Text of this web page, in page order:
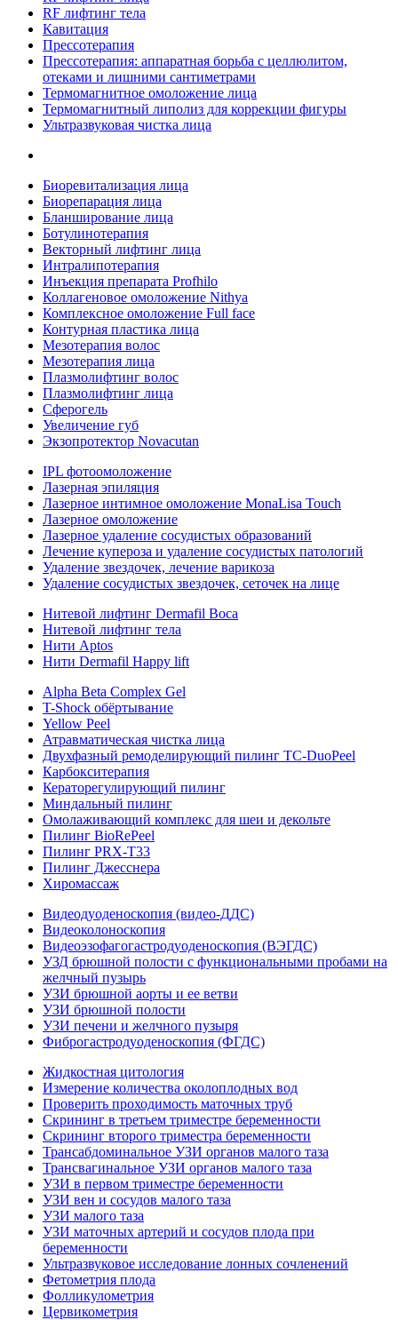
RF лифтинг тела
Кавитация
Прессотерапия
Прессотерапия: аппаратная борьба с целлюлитом,
отеками и лишними сантиметрами
Термомагнитное омоложение лица
Термомагнитный липолиз для коррекции фигуры
Ультразвуковая чистка лица
Биоревитализация лица
Биорепарация лица
Бланширование лица
Ботулинотерапия
Векторный лифтинг лица
Интралипотерапия
Инъекция препарата Profhilo
Коллагеновое омоложение Nithya
Комплексное омоложение Full face
Контурная пластика лица
Мезотерапия волос
Мезотерапия лица
Плазмолифтинг волос
Плазмолифтинг лица
Сферогель
Увеличение губ
Экзопротектор Novacutan
IPL фотоомоложение
Лазерная эпиляция
Лазерное интимное омоложение MonaLisa Touch
Лазерное омоложение
Лазерное удаление сосудистых образований
Лечение купероза и удаление сосудистых патологий
Удаление звездочек, лечение варикоза
Удаление сосудистых звездочек, сеточек на лице
Нитевой лифтинг Dermafil Boca
Нитевой лифтинг тела
Нити Aptos
Нити Dermafil Happy lift
Alpha Beta Complex Gel
T-Shock обёртывание
Yellow Peel
Атравматическая чистка лица
Двухфазный ремоделирующий пилинг TC-DuoPeel
Карбокситерапия
Кераторегулирующий пилинг
Миндальный пилинг
Омолаживающий комплекс для шеи и декольте
Пилинг BioRePeel
Пилинг PRX-T33
Пилинг Джесснера
Хиромассаж
Видеодуоденоскопия (видео-ДДС)
Видеоколоноскопия
Видеоэзофагогастродуоденоскопия (ВЭГДС)
УЗД брюшной полости с функциональными пробами на
желчный пузырь
УЗИ брюшной аорты и ее ветви
УЗИ брюшной полости
УЗИ печени и желчного пузыря
Фиброгастродуоденоскопия (ФГДС)
Жидкостная цитология
Измерение количества околоплодных вод
Проверить проходимость маточных труб
Скрининг в третьем триместре беременности
Скрининг второго триместра беременности
Трансабдоминальное УЗИ органов малого таза
Трансвагинальное УЗИ органов малого таза
УЗИ в первом триместре беременности
УЗИ вен и сосудов малого таза
УЗИ малого таза
УЗИ маточных артерий и сосудов плода при
беременности
Ультразвуковое исследование лонных сочленений
Фетометрия плода
Фолликулометрия
Цервикометрия